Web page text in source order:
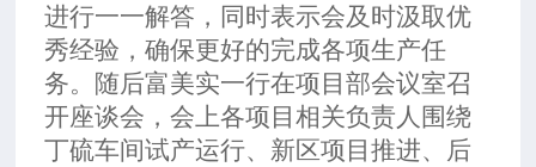
进行一一解答，同时表示会及时汲取优
秀经验，确保更好的完成各项生产任
务。随后富美实一行在项目部会议室召
开座谈会，会上各项目相关负责人围绕
丁硫车间试产运行、新区项目推进、后